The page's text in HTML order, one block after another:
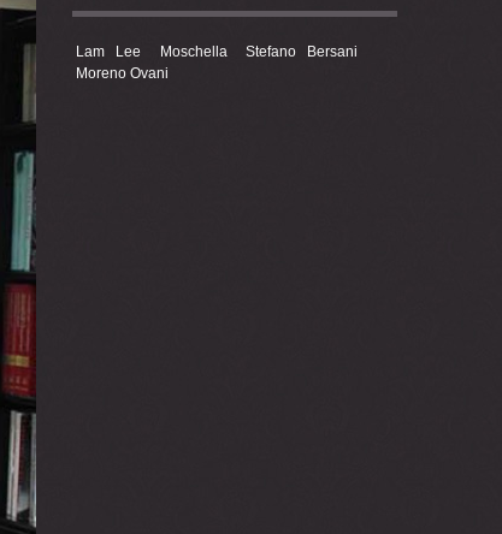
Lam Lee Moschella
Stefano Bersani
Moreno Ovani